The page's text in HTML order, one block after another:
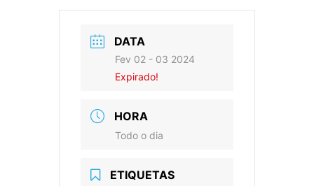
DATA
Fev 02 - 03 2024
Expirado!
HORA
Todo o dia
ETIQUETAS